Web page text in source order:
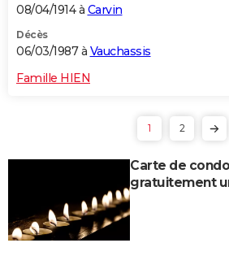
08/04/1914 à Carvin
Décès
06/03/1987 à Vauchassis
Famille HIEN
1 2
Carte de
gratuitement